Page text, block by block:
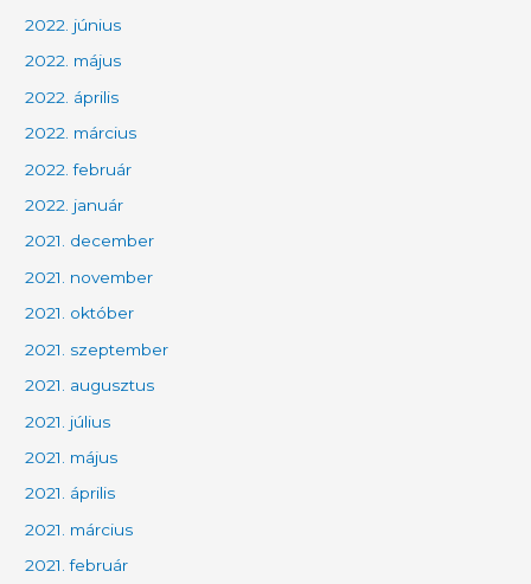
2022. június
2022. május
2022. április
2022. március
2022. február
2022. január
2021. december
2021. november
2021. október
2021. szeptember
2021. augusztus
2021. július
2021. május
2021. április
2021. március
2021. február